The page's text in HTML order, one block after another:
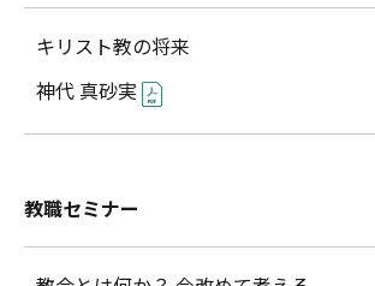
キリスト教の将来
神代 真砂実
教職セミナー